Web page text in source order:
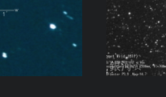
銀河☆